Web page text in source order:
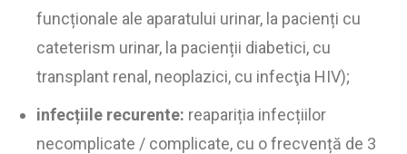
funcționale ale aparatului urinar, la pacienți cu
cateterism urinar, la pacienții diabetici, cu
transplant renal, neoplazici, cu infecţia HIV);
infecțiile recurente: reapariția infecțiilor
necomplicate / complicate, cu o frecvență de 3